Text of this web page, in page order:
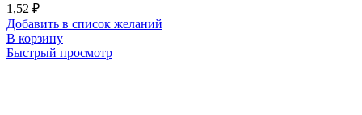
1,52 ₽
Добавить в список желаний
В корзину
Быстрый просмотр